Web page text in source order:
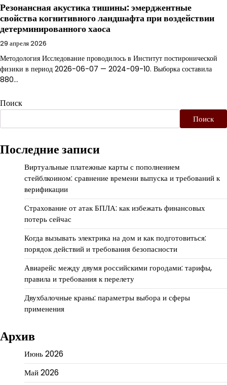
Резонансная акустика тишины: эмерджентные
свойства когнитивного ландшафта при воздействии
детерминированного хаоса
29 апреля 2026
Методология Исследование проводилось в Институт постиронической
физики в период 2026-06-07 — 2024-09-10. Выборка составила
880…
Поиск
Поиск
Последние записи
Виртуальные платежные карты с пополнением
стейблкоином: сравнение времени выпуска и требований к
верификации
Страхование от атак БПЛА: как избежать финансовых
потерь сейчас
Когда вызывать электрика на дом и как подготовиться:
порядок действий и требования безопасности
Авиарейс между двумя российскими городами: тарифы,
правила и требования к перелету
Двухбалочные краны: параметры выбора и сферы
применения
Архив
Июнь 2026
Май 2026